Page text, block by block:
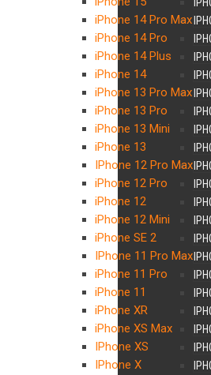
iPhone 14 Pro Max
iPhone 14 Pro
iPhone 14 Plus
iPhone 14
iPhone 13 Pro Max
iPhone 13 Pro
iPhone 13 Mini
iPhone 13
IPhone 12 Pro Max
iPhone 12 Pro
iPhone 12
iPhone 12 Mini
iPhone SE 2
IPhone 11 Pro Max
iPhone 11 Pro
iPhone 11
iPhone XR
iPhone XS Max
IPhone XS
IPhone X